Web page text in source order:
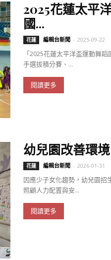
2025花蓮太平
國...
花蓮 編輯台新聞 - 2025-09-22
「2025花蓮太平洋盃運動舞
手選拔積分賽、...
閱讀更多
幼兒園改善環
花蓮 編輯台新聞 - 2026-01-31
因應少子女化趨勢，幼兒園招
照顧人力配置與安...
閱讀更多